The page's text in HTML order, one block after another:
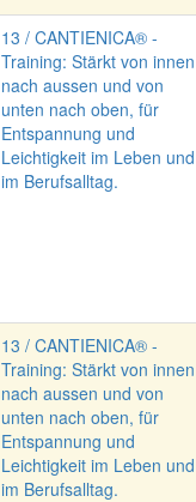
13 / CANTIENICA® -
Training: Stärkt von innen
nach aussen und von
unten nach oben, für
Entspannung und
Leichtigkeit im Leben und
im Berufsalltag.
13 / CANTIENICA® -
Training: Stärkt von innen
nach aussen und von
unten nach oben, für
Entspannung und
Leichtigkeit im Leben und
im Berufsalltag.